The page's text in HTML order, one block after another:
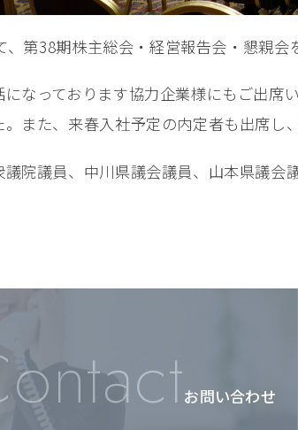
第38期株主総会・経営報告会・懇親会
なっております協力企業様にもご出
また、来春入社予定の内定者も出席し
院議員、中川県議会議員、山本県議会
お問い合わせ